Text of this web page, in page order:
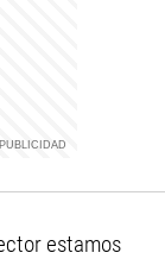
estamos